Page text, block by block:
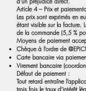
Article 4 – Prix et
Les prix sont exprimés en
étant visible sur la facture.
de la commande (5,5 %
Moyens de paiement
Chèque à l’ordre de
Carte bancaire via
Virement bancaire
Défaut de paiement :
Tout retard entraîne
trois fois le taux d’intérêt